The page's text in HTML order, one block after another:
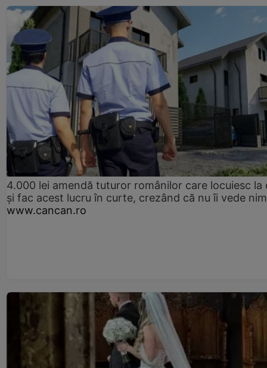
4.000 lei amendă tuturor românilor care locuiesc la
și fac acest lucru în curte, crezând că nu îi vede
www.cancan.ro